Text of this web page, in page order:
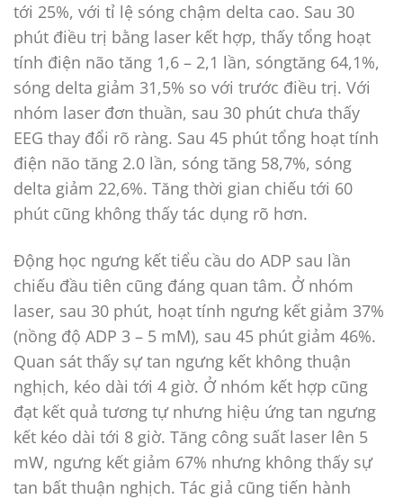
tới 25%, với tỉ lệ sóng chậm delta cao. Sau 30
phút điều trị bằng laser kết hợp, thấy tổng hoạt
tính điện não tăng 1,6 – 2,1 lần, sóngtăng 64,1%,
sóng delta giảm 31,5% so với trước điều trị. Với
nhóm laser đơn thuần, sau 30 phút chưa thấy
EEG thay đổi rõ ràng. Sau 45 phút tổng hoạt tính
điện não tăng 2.0 lần, sóng tăng 58,7%, sóng
delta giảm 22,6%. Tăng thời gian chiếu tới 60
phút cũng không thấy tác dụng rõ hơn.
Động học ngưng kết tiểu cầu do ADP sau lần
chiếu đầu tiên cũng đáng quan tâm. Ở nhóm
laser, sau 30 phút, hoạt tính ngưng kết giảm 37%
(nồng độ ADP 3 – 5 mM), sau 45 phút giảm 46%.
Quan sát thấy sự tan ngưng kết không thuận
nghịch, kéo dài tới 4 giờ. Ở nhóm kết hợp cũng
đạt kết quả tương tự nhưng hiệu ứng tan ngưng
kết kéo dài tới 8 giờ. Tăng công suất laser lên 5
mW, ngưng kết giảm 67% nhưng không thấy sự
tan bất thuận nghịch. Tác giả cũng tiến hành